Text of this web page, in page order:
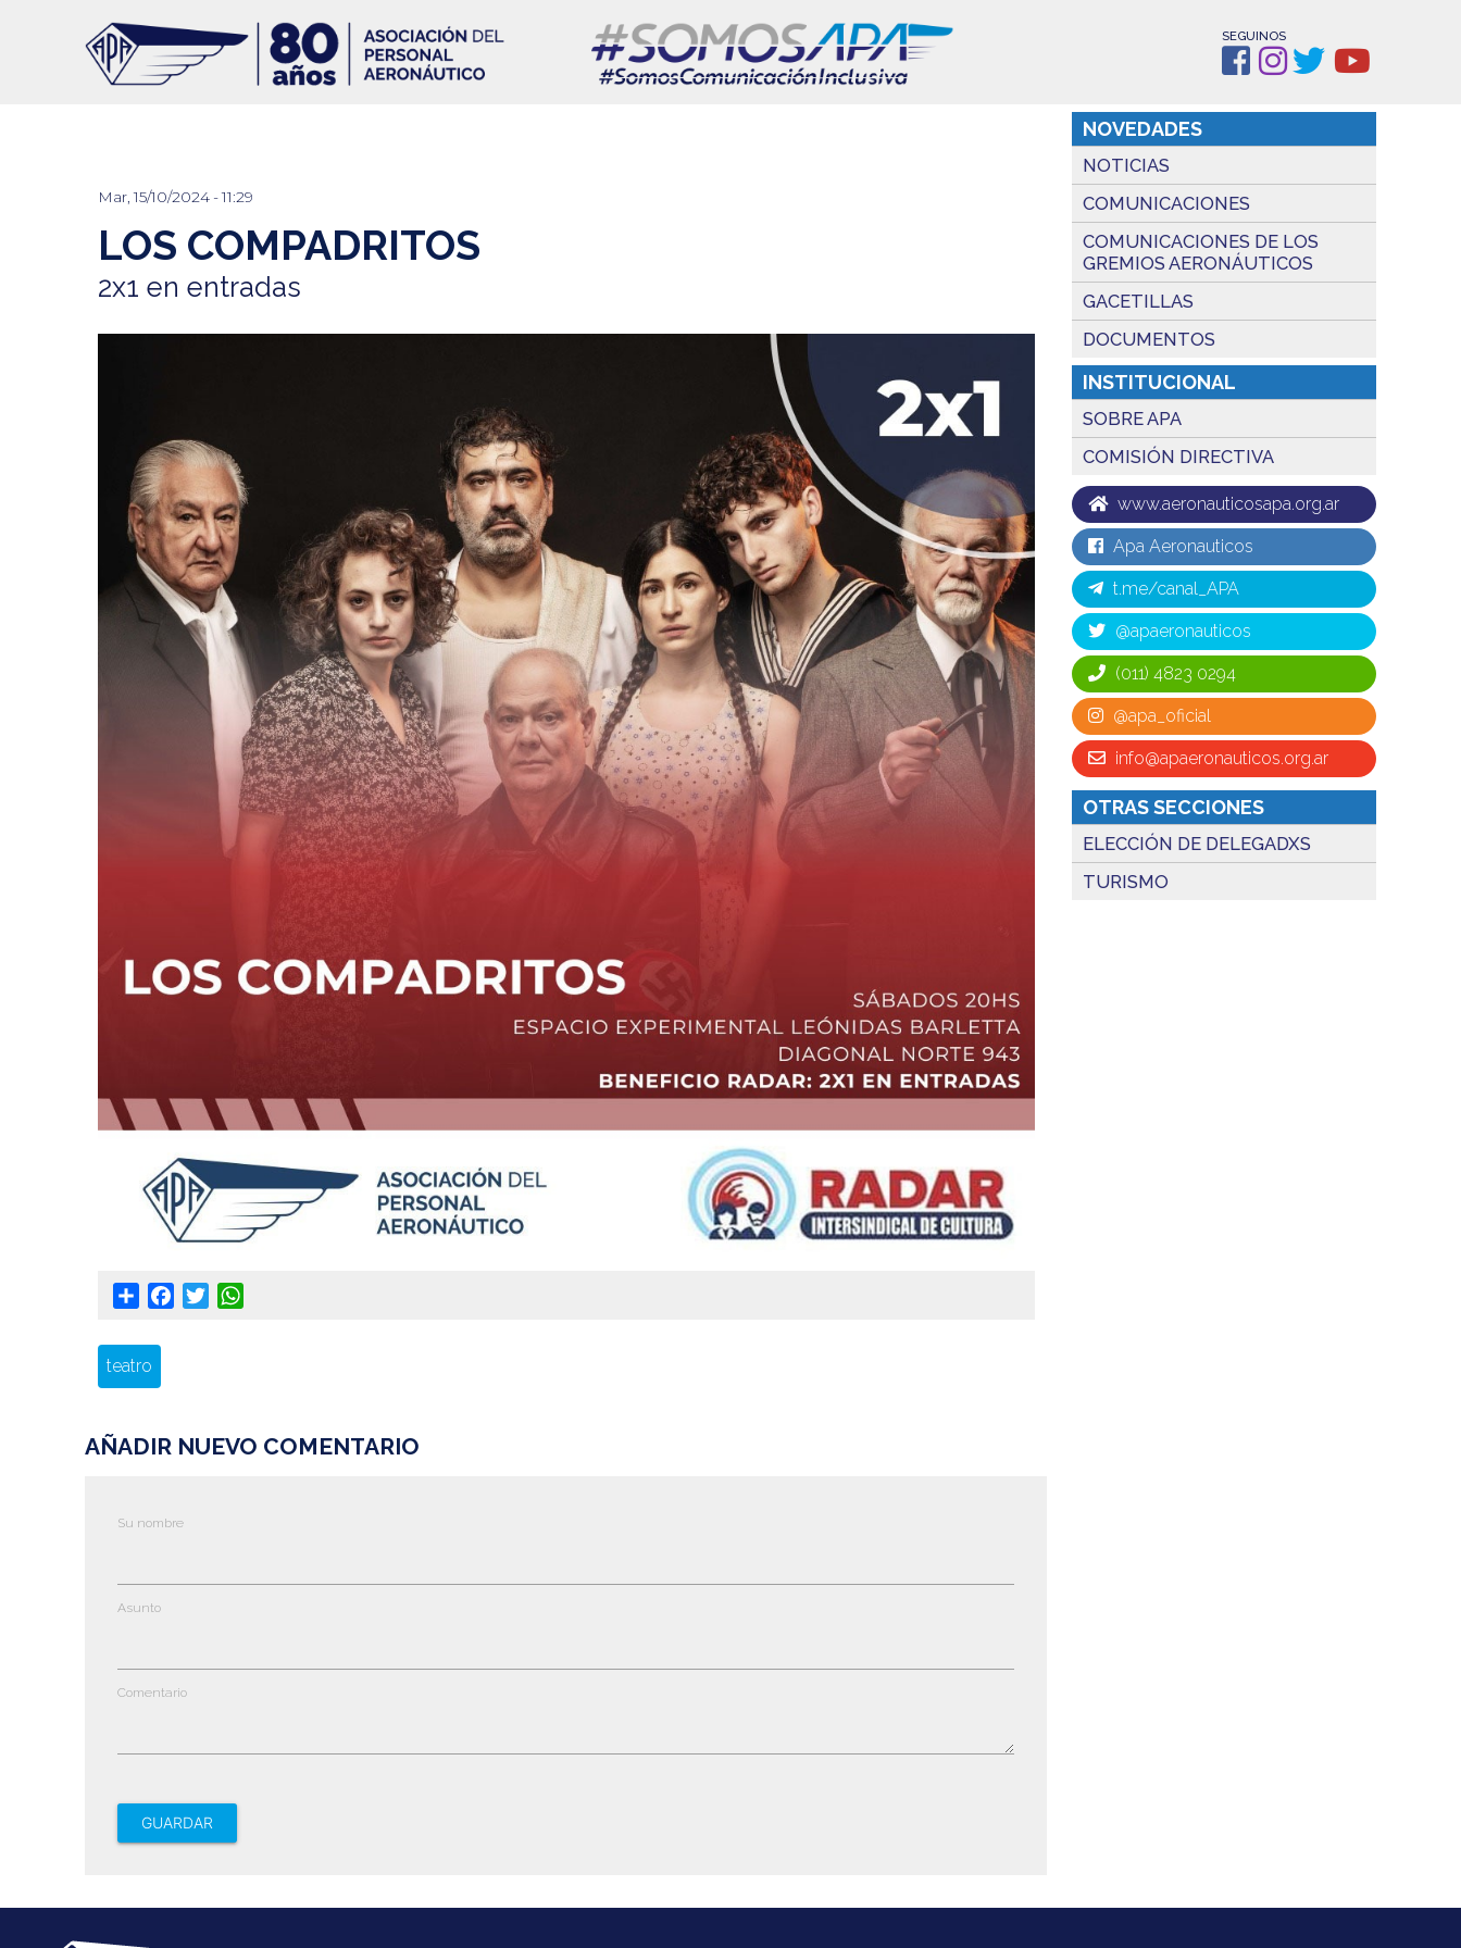
SEGUINOS
Mar, 15/10/2024 - 11:29
LOS COMPADRITOS
2x1 en entradas
Share Facebook
Twitter
teatro
AÑADIR NUEVO COMENTARIO
Su nombre
Asunto
Comentario
NOVEDADES
NOTICIAS
COMUNICACIONES
COMUNICACIONES DE LOS
GREMIOS AERONÁUTICOS
GACETILLAS
DOCUMENTOS
INSTITUCIONAL
SOBRE APA
COMISIÓN DIRECTIVA
www.aeronauticosapa.org.ar
Apa Aeronauticos
t.me/canal_APA
@apaeronauticos
(011) 4823 0294
@apa_oficial
info@apaeronauticos.org.ar
OTRAS SECCIONES
ELECCIÓN DE DELEGADXS
TURISMO